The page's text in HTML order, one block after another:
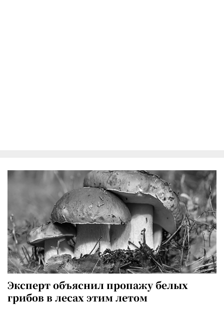
Эксперт объяснил пропажу белых
грибов в лесах этим летом